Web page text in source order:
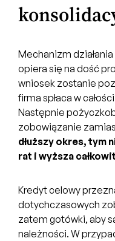
Mechanizm
opiera się na dość
wniosek zostanie
firma spłaca w
Następnie
zobowiązanie
dłuższy okres, tym
rat i wyższa
Kredyt celowy
dotychczasowych
zatem gotówki, aby
należności. W